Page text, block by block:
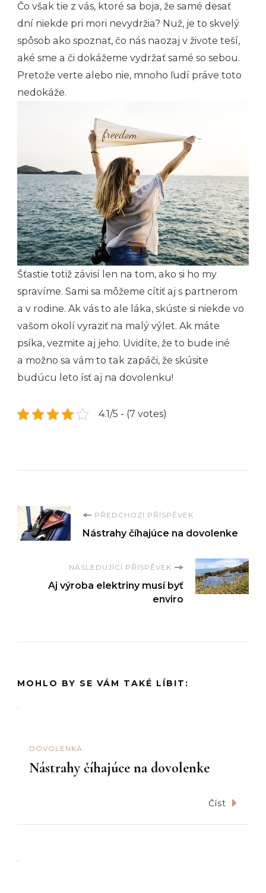
Čo však tie z vás, ktoré sa boja, že samé desať
dní niekde pri mori nevydržia? Nuž, je to skvelý
spôsob ako spoznať, čo nás naozaj v živote teší,
aké sme a či dokážeme vydržať samé so sebou.
Pretože verte alebo nie, mnoho ľudí práve toto
nedokáže.
Šťastie totiž závisí len na tom, ako si ho my
spravíme. Sami sa môžeme cítiť aj s partnerom
a v rodine. Ak vás to ale láka, skúste si niekde vo
vašom okolí vyraziť na malý výlet. Ak máte
psíka, vezmite aj jeho. Uvidíte, že to bude iné
a možno sa vám to tak zapáči, že skúsite
budúcu leto ísť aj na dovolenku!
4.1/5 - (7 votes)
Navigace
příspěvku
PŘEDCHOZÍ PŘÍSPĚVEK
Nástrahy číhajúce na dovolenke
NÁSLEDUJÍCÍ PŘÍSPĚVEK
Aj výroba elektriny musí byť
enviro
MOHLO BY SE VÁM TAKÉ LÍBIT:
DOVOLENKA
Nástrahy číhajúce na dovolenke
Číst